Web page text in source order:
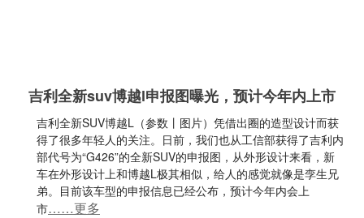
吉利全新suv博越l申报图曝光，预计今年内上市
吉利全新SUV博越L（参数丨图片）凭借出圈的造型设计而获
得了很多年轻人的关注。日前，我们也从工信部获得了吉利内
部代号为“G426”的全新SUV的申报图，从外形设计来看，新
车在外形设计上和博越L极其相似，给人的感觉就像是孪生兄
弟。目前该车型的申报信息已经公布，预计今年内会上
市……更多